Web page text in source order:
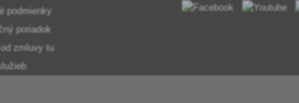
podmienky
poriadok
zmluvy tu